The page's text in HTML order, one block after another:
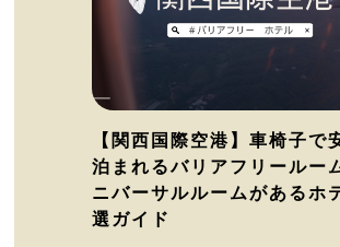
【関西国際空港】車椅子で
泊まれるバリアフリールー
ニバーサルルームがあるホ
選ガイド